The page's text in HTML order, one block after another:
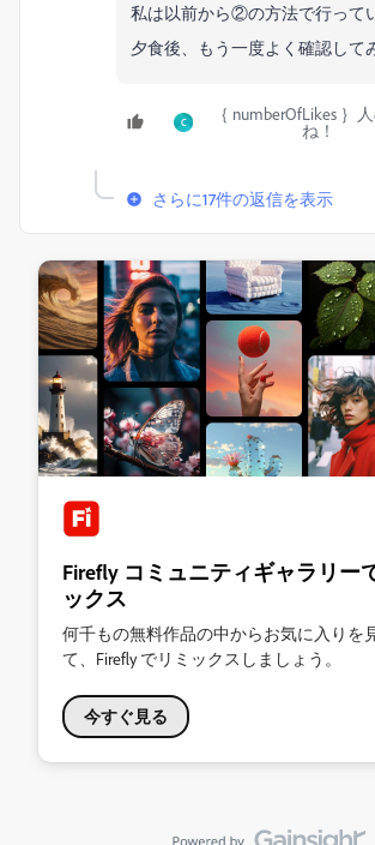
私は以前から②の方法で行って
夕食後、もう一度よく確認して
C
｛ numberOfLikes ｝
ね！
さらに17件の返信を表示
Firefly コミュニティギャラリー
ックス
何千もの無料作品の中からお気に入りを
て、Firefly でリミックスしましょう。
今すぐ見る